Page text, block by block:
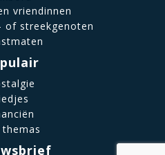
vriendinnen
of streekgenoten
themas